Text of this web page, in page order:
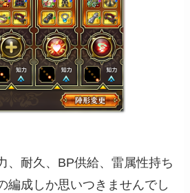
、耐久、BP供給、雷属性持ち
編成しか思いつきませんでし